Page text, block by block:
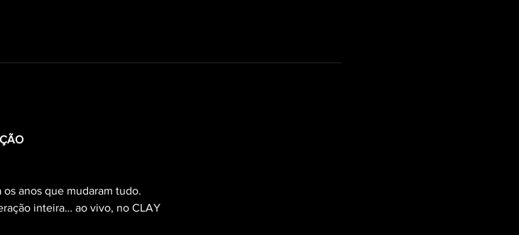
anos que mudaram tudo.
inteira… ao vivo, no CLAY